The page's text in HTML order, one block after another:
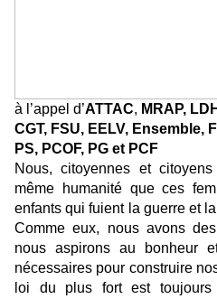
à l’appel d’ATTAC, MRAP,
CGT, FSU, EELV, Ensemble,
PS, PCOF, PG et PCF
Nous, citoyennes et
même humanité que ces
enfants qui fuient la guerre et
Comme eux, nous avons
nous aspirons au bonheur
nécessaires pour construire
loi du plus fort est